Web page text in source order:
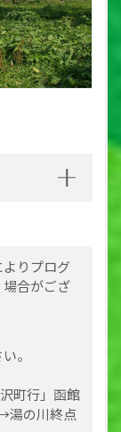
りプログ
合がござ
。
町行」函館
湯の川終点